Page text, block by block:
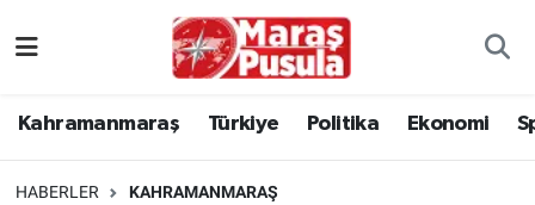
Kahramanmaraş Türkiye Politika Ekonomi
HABERLER KAHRAMANMARAŞ